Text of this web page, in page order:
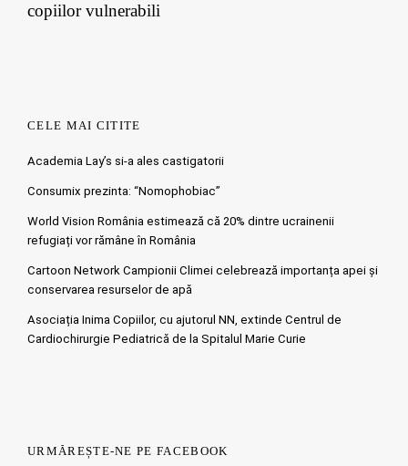
copiilor vulnerabili
CELE MAI CITITE
Academia Lay’s si-a ales castigatorii
Consumix prezinta: “Nomophobiac”
World Vision România estimează că 20% dintre ucrainenii
refugiați vor rămâne în România
Cartoon Network Campionii Climei celebrează importanța apei și
conservarea resurselor de apă
Asociația Inima Copiilor, cu ajutorul NN, extinde Centrul de
Cardiochirurgie Pediatrică de la Spitalul Marie Curie
URMĂREȘTE-NE PE FACEBOOK